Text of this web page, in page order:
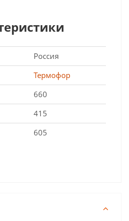
Россия
Термофор
660
415
605